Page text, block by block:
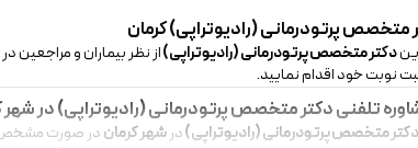
متخصص پرتودرمانی (رادیوتراپی)کرمان
دکتر متخصص پرتودرمانی (رادیوتراپی)از نظر بیماران و مراجعین در
نوبت خود اقدام نمایید.
تلفنیدکتر متخصص پرتودرمانی (رادیوتراپی)درشهر
دکتر متخصص پرتودرمانی (رادیوتراپی)در شهر کرماندر صورت مشخص